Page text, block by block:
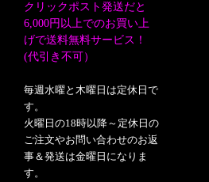
クリックポスト発送だと
6,000円以上でのお買い上
げで送料無料サービス！
(代引き不可）
毎週水曜と木曜日は定休日で
す。
火曜日の18時以降～定休日の
ご注文やお問い合わせのお返
事＆発送は金曜日になりま
す。